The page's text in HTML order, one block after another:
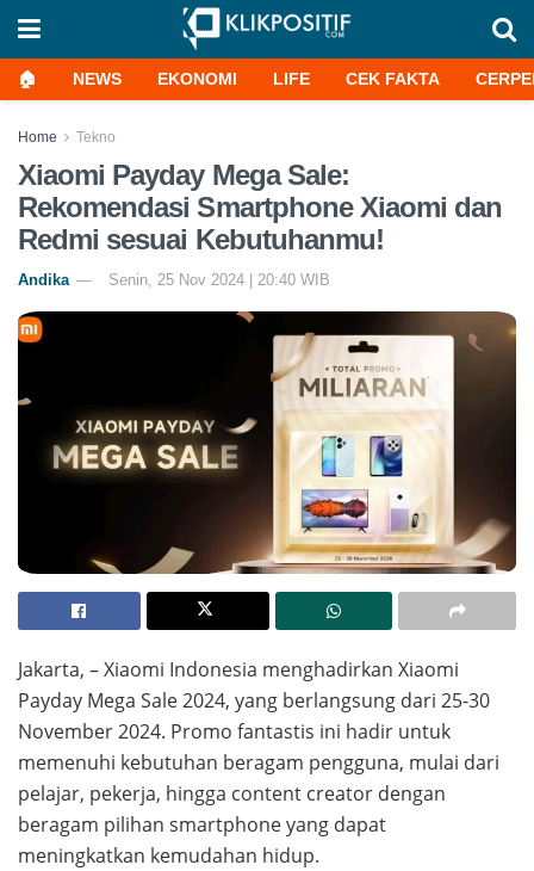
🏠 NEWS EKONOMI LIFE CEK FAKTA
Home Tekno
Xiaomi Payday Mega Sale:
Rekomendasi Smartphone Xiaomi dan
Redmi sesuai Kebutuhanmu!
Andika Senin, 25 Nov 2024 | 20:40 WIB
Jakarta, – Xiaomi Indonesia menghadirkan Xiaomi
Payday Mega Sale 2024, yang berlangsung dari 25-30
November 2024. Promo fantastis ini hadir untuk
memenuhi kebutuhan beragam pengguna, mulai dari
pelajar, pekerja, hingga content creator dengan
beragam pilihan smartphone yang dapat
meningkatkan kemudahan hidup.